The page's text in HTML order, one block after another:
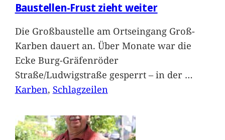
Baustellen-Frust zieht weiter
Die Großbaustelle am Ortseingang Groß-
Karben dauert an. Über Monate war die
Ecke Burg-Gräfenröder
Straße/Ludwigstraße gesperrt – in der …
Karben, Schlagzeilen